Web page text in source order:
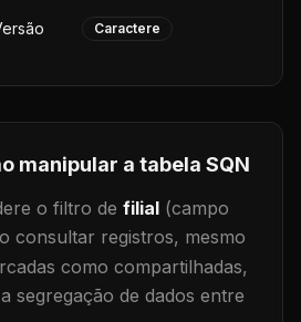
Caractere
manipular a tabela SQN
o filtro de filial (campo
consultar registros, mesmo
como compartilhadas,
segregação de dados entre